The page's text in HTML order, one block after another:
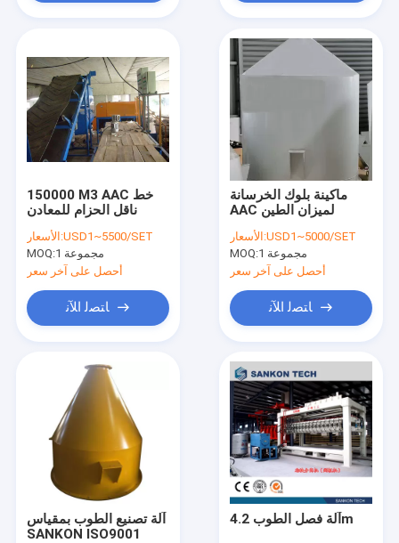
150000 M3 AAC خط
ناقل الحزام للمعادن
الأسعار:USD1~5500/SET
MOQ:
1 مجموعة
أحصل على آخر سعر
ﺎﺘﺼﻟ ﺍﻶﻧ
ماكينة بلوك الخرسانة
AAC لميزان الطين
الأسعار:USD1~5000/SET
MOQ:
1 مجموعة
أحصل على آخر سعر
ﺎﺘﺼﻟ ﺍﻶﻧ
آلة تصنيع الطوب بمقياس
SANKON ISO9001
آلة فصل الطوب 4.2m